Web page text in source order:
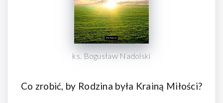
ks. Bogusław Nadolski
Co zrobić, by Rodzina była Krainą Miłości?